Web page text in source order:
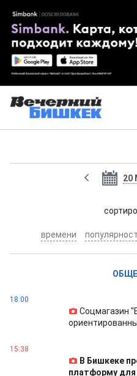
20
времени
18:00
Соцмагазин
15:38
В Бишкеке
платформу для